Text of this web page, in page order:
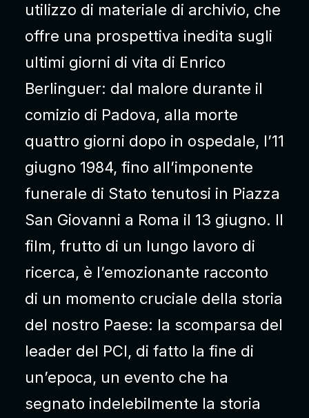
utilizzo di materiale di archivio, che
offre una prospettiva inedita sugli
ultimi giorni di vita di Enrico
Berlinguer: dal malore durante il
comizio di Padova, alla morte
quattro giorni dopo in ospedale, l’11
giugno 1984, fino all’imponente
funerale di Stato tenutosi in Piazza
San Giovanni a Roma il 13 giugno. Il
film, frutto di un lungo lavoro di
ricerca, è l’emozionante racconto
di un momento cruciale della storia
del nostro Paese: la scomparsa del
leader del PCI, di fatto la fine di
un’epoca, un evento che ha
segnato indelebilmente la storia